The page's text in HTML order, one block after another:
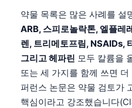
약물 목록은 많은 사례를 설
ARB, 스피로놀락톤, 엘플레
렌, 트리메토프림, NSAIDs,
그리고 헤파린 모두 칼륨을
또는 세 가지를 함께 쓰면
퍼런스 논문은 약물 검토가
핵심이라고 강조했습니다